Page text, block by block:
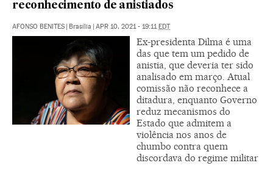
reconhecimento de anistiados
AFONSO BENITES | Brasília | APR 10, 2021 - 19:11EDT
Ex-presidenta Dilma é uma
das que tem um pedido de
anistia, que deveria ter sido
analisado em março. Atual
comissão não reconhece a
ditadura, enquanto Governo
reduz mecanismos do
Estado que admitem a
violência nos anos de
chumbo contra quem
discordava do regime militar